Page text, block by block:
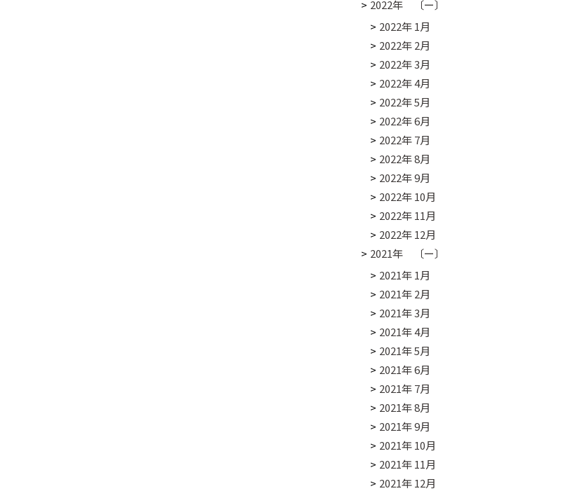
2022年 〔ー〕
2022年 1月
2022年 2月
2022年 3月
2022年 4月
2022年 5月
2022年 6月
2022年 7月
2022年 8月
2022年 9月
2022年 10月
2022年 11月
2022年 12月
2021年 〔ー〕
2021年 1月
2021年 2月
2021年 3月
2021年 4月
2021年 5月
2021年 6月
2021年 7月
2021年 8月
2021年 9月
2021年 10月
2021年 11月
2021年 12月